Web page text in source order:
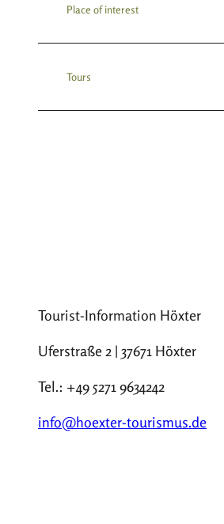
Place of interest
Tours
Tourist-Information Höxter
Uferstraße 2 | 37671 Höxter
Tel.: +49 5271 9634242
info@hoexter-tourismus.de